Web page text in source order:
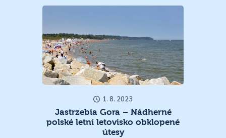
1. 8. 2023
Jastrzebia Gora – Nádherné
polské letní letovisko obklopené
útesy